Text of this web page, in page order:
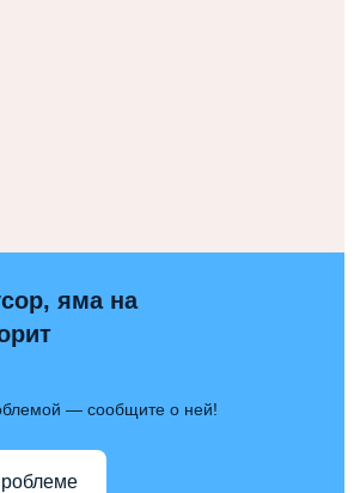
яма на
— сообщите о ней!